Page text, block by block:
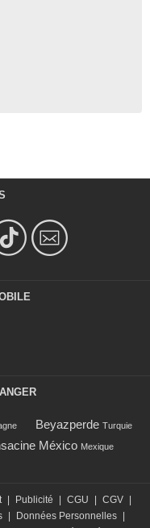
Beyazperde Turquie
México Mexique
Publicité CGU CGV
Données Personnelles